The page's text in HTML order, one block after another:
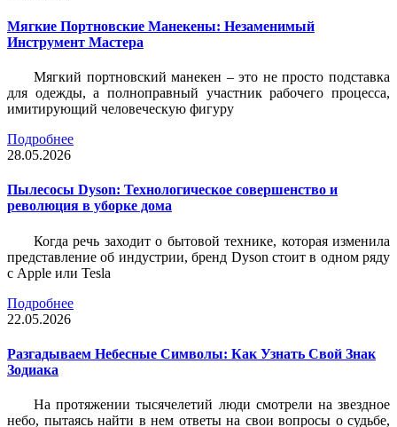
Мягкие Портновские Манекены: Незаменимый
Инструмент Мастера
Мягкий портновский манекен – это не просто подставка
для одежды, а полноправный участник рабочего процесса,
имитирующий человеческую фигуру
Подробнее
28.05.2026
Пылесосы Dyson: Технологическое совершенство и
революция в уборке дома
Когда речь заходит о бытовой технике, которая изменила
представление об индустрии, бренд Dyson стоит в одном ряду
с Apple или Tesla
Подробнее
22.05.2026
Разгадываем Небесные Символы: Как Узнать Свой Знак
Зодиака
На протяжении тысячелетий люди смотрели на звездное
небо, пытаясь найти в нем ответы на свои вопросы о судьбе,